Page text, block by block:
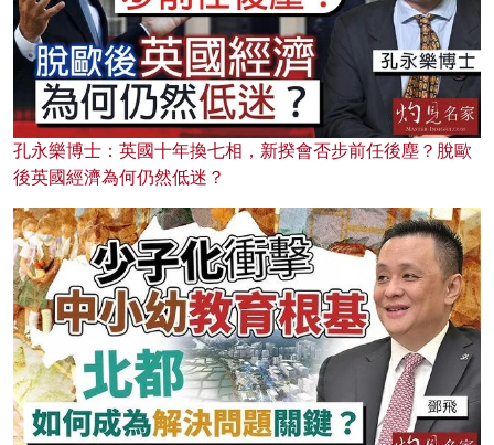
孔永樂博士：英國十年換七相，新揆會否步前任後塵？脫歐
後英國經濟為何仍然低迷？